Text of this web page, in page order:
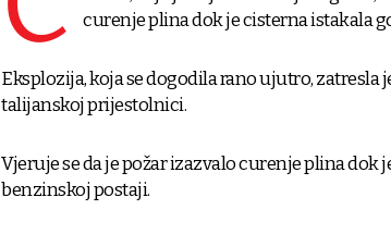
curenje plina dok je cisterna istakala
Eksplozija, koja se dogodila rano ujutro, zatresla
talijanskoj prijestolnici.
Vjeruje se da je požar izazvalo curenje plina
benzinskoj postaji.